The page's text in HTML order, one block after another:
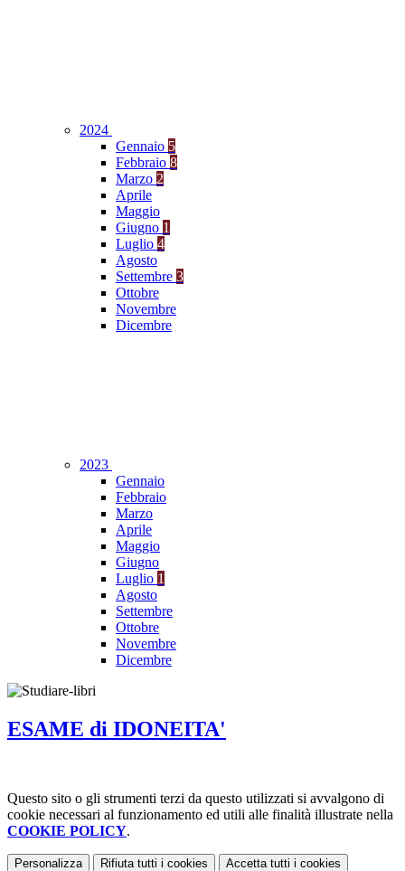
2024
Gennaio 5
Febbraio 8
Marzo 2
Aprile
Maggio
Giugno 1
Luglio 4
Agosto
Settembre 3
Ottobre
Novembre
Dicembre
2023
Gennaio
Febbraio
Marzo
Aprile
Maggio
Giugno
Luglio 1
Agosto
Settembre
Ottobre
Novembre
Dicembre
ESAME di IDONEITA'
Questo sito o gli strumenti terzi da questo utilizzati si avvalgono di
cookie necessari al funzionamento ed utili alle finalità illustrate nella
COOKIE POLICY.
Personalizza Rifiuta tutti i cookies Accetta tutti i cookies